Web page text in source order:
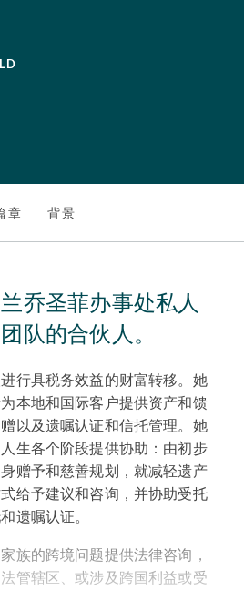
章 背景
乔圣菲办事处私人
队的合伙人。
行具税务效益的财富转移。她
本地和国际客户提供资产和馈
以及遗嘱认证和信托管理。她
生各个阶段提供协助：由初步
赠予和慈善规划，就减轻遗产
给予建议和咨询，并协助受托
遗嘱认证。
族的跨境问题提供法律咨询，
管辖区、或涉及跨国利益或受